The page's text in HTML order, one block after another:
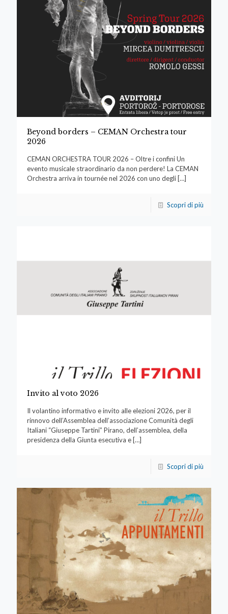
Beyond borders – CEMAN Orchestra tour
2026
CEMAN ORCHESTRA TOUR 2026 – Oltre i confini Un
evento musicale straordinario da non perdere! La CEMAN
Orchestra arriva in tournée nel 2026 con uno degli […]
Scopri di più
Invito al voto 2026
Il volantino informativo e invito alle elezioni 2026, per il
rinnovo dell’Assemblea dell’associazione Comunità degli
Italiani “Giuseppe Tartini” Pirano, dell’assemblea, della
presidenza della Giunta esecutiva e […]
Scopri di più